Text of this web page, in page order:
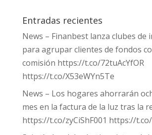
Entradas recientes
News – Finanbest lanza clubes de
para agrupar clientes de fondos
comisión https://t.co/72tuAcYfOR
https://t.co/X53eWYn5Te
News – Los hogares ahorrarán
mes en la factura de la luz tras la
https://t.co/zyCiShF001 https://